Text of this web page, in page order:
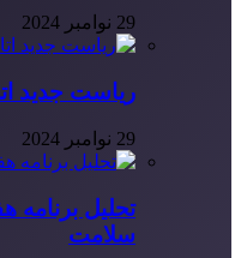
29 نوامبر 2024
ریاست جدید
29 نوامبر 2024
تحلیل برنامه
سلامت